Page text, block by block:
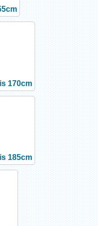
170cm
185cm